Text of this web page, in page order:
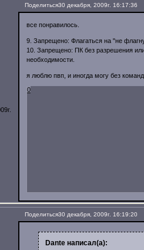
Поделиться30 декабря, 2009г. 16:17:36
все понравилось.
9. Запрещено: Флагаться на "не
10. Запрещено: ПК без разрешения
необходимости.
я люблю пвп, и иногда могу без
0
Поделиться30 декабря, 2009г. 16:19:20
Dante написал(а):